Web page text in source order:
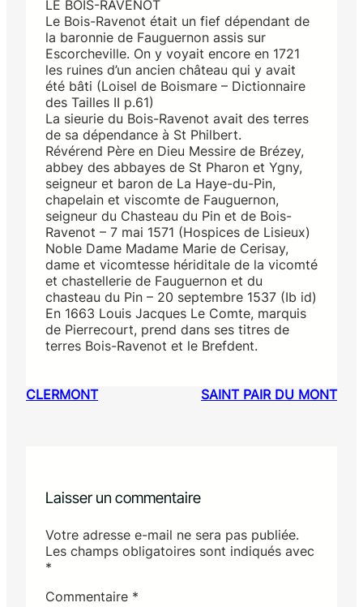
LE BOIS-RAVENOT
Le Bois-Ravenot était un fief dépendant de
la baronnie de Fauguernon assis sur
Escorcheville. On y voyait encore en 1721
les ruines d’un ancien château qui y avait
été bâti (Loisel de Boismare – Dictionnaire
des Tailles II p.61)
La sieurie du Bois-Ravenot avait des terres
de sa dépendance à St Philbert.
Révérend Père en Dieu Messire de Brézey,
abbey des abbayes de St Pharon et Ygny,
seigneur et baron de La Haye-du-Pin,
chapelain et viscomte de Fauguernon,
seigneur du Chasteau du Pin et de Bois-
Ravenot – 7 mai 1571 (Hospices de Lisieux)
Noble Dame Madame Marie de Cerisay,
dame et vicomtesse hériditale de la vicomté
et chastellerie de Fauguernon et du
chasteau du Pin – 20 septembre 1537 (Ib id)
En 1663 Louis Jacques Le Comte, marquis
de Pierrecourt, prend dans ses titres de
terres Bois-Ravenot et le Brefdent.
CLERMONT SAINT PAIR DU MONT
Laisser un commentaire
Votre adresse e-mail ne sera pas publiée.
Les champs obligatoires sont indiqués avec
*
Commentaire *